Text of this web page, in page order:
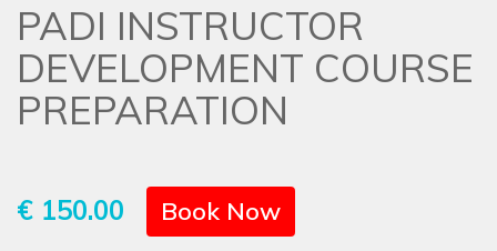
PADI INSTRUCTOR
DEVELOPMENT COURSE
PREPARATION
€ 150.00 Book Now